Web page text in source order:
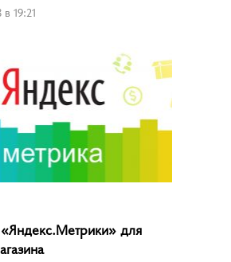
в 19:21
для